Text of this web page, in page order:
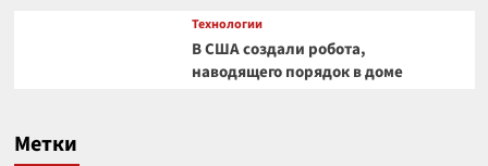
Технологии
В США создали робота,
наводящего порядок в доме
Метки